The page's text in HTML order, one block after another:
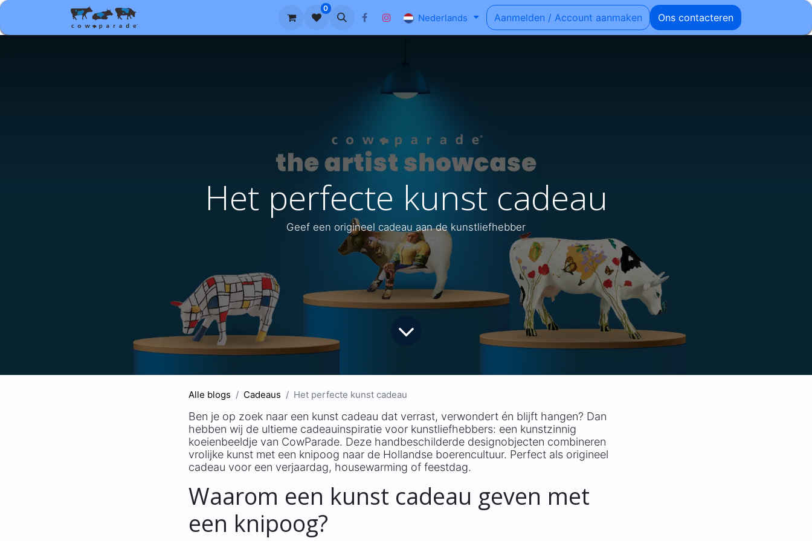
Ons Verhaal Blog FAQ
0
Nederlands Aanmelden / Account aanmaken Ons contacteren
Het perfecte kunst cadeau
Geef een origineel cadeau aan de kunstliefhebber
Alle blogs Cadeaus Het perfecte kunst cadeau
Ben je op zoek naar een kunst cadeau dat verrast, verwondert én blijft hangen? Dan
hebben wij de ultieme cadeauinspiratie voor kunstliefhebbers: een kunstzinnig
koeienbeeldje van CowParade. Deze handbeschilderde designobjecten combineren
vrolijke kunst met een knipoog naar de Hollandse boerencultuur. Perfect als origineel
cadeau voor een verjaardag, housewarming of feestdag.
Waarom een kunst cadeau geven met
een knipoog?